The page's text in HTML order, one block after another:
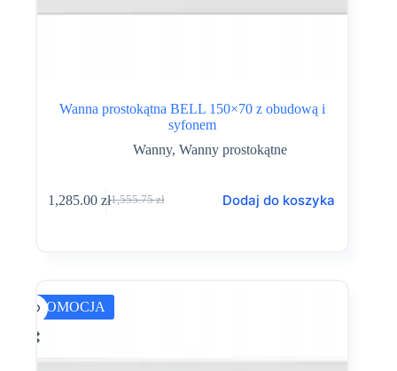
Wanna prostokątna BELL 150×70 z obudową i
syfonem
Wanny,Wanny prostokątne
1,555.75zł
Pierwotna
1,285.00 złAktualna
Dodaj do koszyka
PROMOCJA